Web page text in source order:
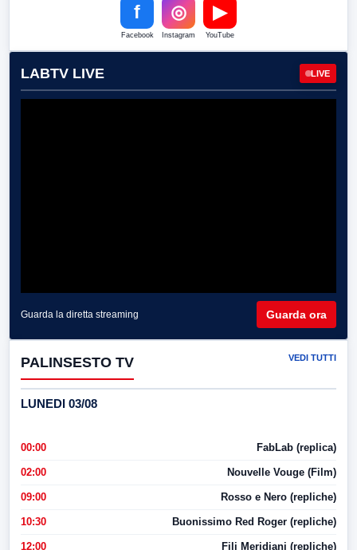
f
Facebook
◎
Instagram
▶
YouTube
LABTV LIVE LIVE
Guarda la diretta streaming Guarda ora
PALINSESTO TV VEDI TUTTI
LUNEDI 03/08
00:00 FabLab (replica)
02:00 Nouvelle Vouge (Film)
09:00 Rosso e Nero (repliche)
10:30 Buonissimo Red Roger (repliche)
12:00 Fili Meridiani (repliche)